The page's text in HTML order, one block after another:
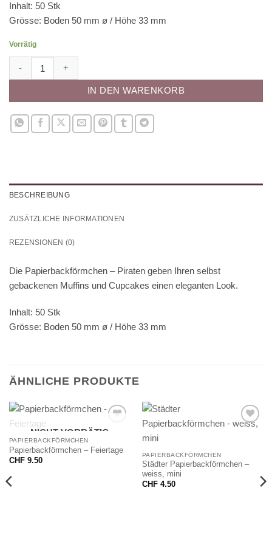
Inhalt: 50 Stk
Grösse: Boden 50 mm ø / Höhe 33 mm
Vorrätig
IN DEN WARENKORB
BESCHREIBUNG
ZUSÄTZLICHE INFORMATIONEN
REZENSIONEN (0)
Die Papierbackförmchen – Piraten geben Ihren selbst
gebackenen Muffins und Cupcakes einen eleganten Look.
Inhalt: 50 Stk
Grösse: Boden 50 mm ø / Höhe 33 mm
ÄHNLICHE PRODUKTE
NICHT VORRÄTIG
PAPIERBACKFÖRMCHEN
Papierbackförmchen – Feiertage
CHF9.50
PAPIERBACKFÖRMCHEN
Städter Papierbackförmchen –
weiss, mini
CHF4.50